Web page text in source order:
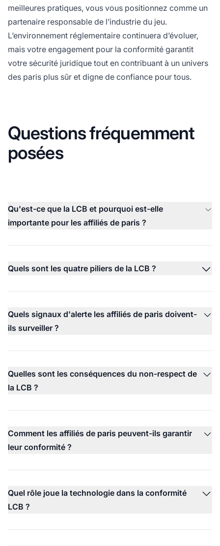
meilleures pratiques, vous vous positionnez comme un
partenaire responsable de l’industrie du jeu.
L’environnement réglementaire continuera d’évoluer,
mais votre engagement pour la conformité garantit
votre sécurité juridique tout en contribuant à un univers
des paris plus sûr et digne de confiance pour tous.
Questions fréquemment
posées
Qu'est-ce que la LCB et pourquoi est-elle
importante pour les affiliés de paris ?
Quels sont les quatre piliers de la LCB ?
Quels signaux d'alerte les affiliés de paris doivent-
ils surveiller ?
Quelles sont les conséquences du non-respect de
la LCB ?
Comment les affiliés de paris peuvent-ils garantir
leur conformité ?
Quel rôle joue la technologie dans la conformité
LCB ?